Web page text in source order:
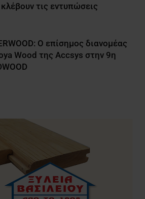
τις εντυπώσεις
O επίσημος διανομέας
Wood της Accsys στην 9η